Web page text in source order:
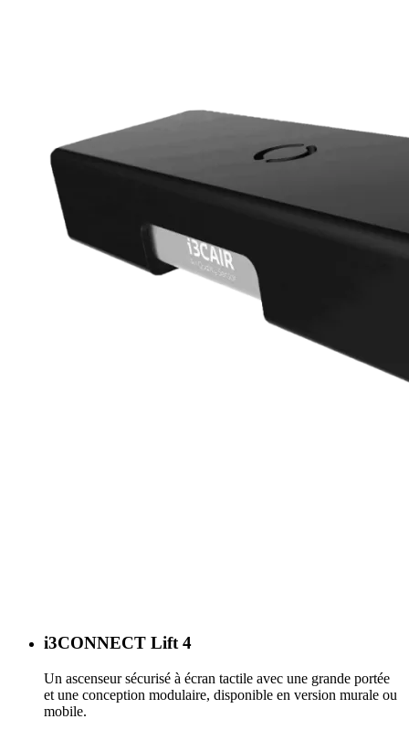
i3CONNECT Lift 4
Un ascenseur sécurisé à écran tactile avec une grande portée
et une conception modulaire, disponible en version murale ou
mobile.